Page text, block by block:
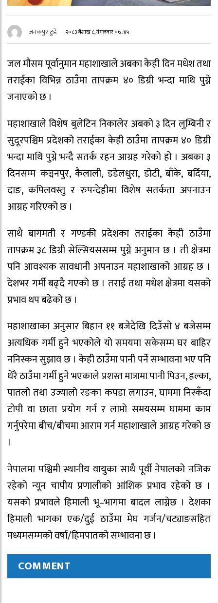
जनकपुर टुडे २०८३ बैशाख ८, मंगलवार ०७:४५
जल मौसम पूर्वानुमान महाशाखाले अबका केही दिन मधेश तथा
तराईका विभिन्न ठाउँमा तापक्रम ४० डिग्री भन्दा माथि पुग्ने
जनाएको छ ।
महाशाखाले विशेष बुलेटिन निकालेर अबको ३ दिन लुम्बिनी र
सुदूरपश्चिम प्रदेशको तराईका केही ठाउँमा तापक्रम ४० डिग्री
भन्दा माथि पुग्ने भन्दै सतर्क रहन आग्रह गरेको हो । अबका ३
दिनसम्म कञ्चनपुर, कैलाली, डडेलधुरा, डोटी, बाँके, बर्दिया,
दाङ, कपिलवस्तु र रुपन्देहीमा विशेष सतर्कता अपनाउन
आग्रह गरिएको छ ।
साथै बागमती र गण्डकी प्रदेशका तराईका केही ठाउँमा
तापक्रम ३८ डिग्री सेल्सियससम्म पुग्ने अनुमान छ । ती क्षेत्रमा
पनि आवश्यक सावधानी अपनाउन महाशाखाको आग्रह छ ।
देशभर गर्मी बढ्दै गएको छ । तराई तथा मधेश क्षेत्रमा यसको
प्रभाव थप बढेको छ ।
महाशाखाका अनुसार बिहान ११ बजेदेखि दिउँसो ४ बजेसम्म
अत्यधिक गर्मी हुने भएकोले यो समयमा सकेसम्म घर बाहिर
ननिस्कन सुझाव छ । केही ठाउँमा पानी पर्ने सम्भावना भए पनि
धेरै ठाउँमा गर्मी हुने भएकाले प्रशस्त मात्रामा पानी पिउन, हल्का,
पातलो तथा उज्यालो रङका कपडा लगाउन, घाममा निस्कँदा
टोपी वा छाता प्रयोग गर्न र लामो समयसम्म घाममा काम
गर्नुपरेमा बीच/बीचमा आराम गर्न महाशाखाले आग्रह गरेको छ
।
नेपालमा पश्चिमी स्थानीय वायुका साथै पूर्वी नेपालको नजिक
रहेको न्यून चापीय प्रणालीको आंशिक प्रभाव रहेको छ ।
यसको प्रभावले हिमाली भू–भागमा बादल लाग्नेछ । देशका
हिमाली भागका एक/दुई ठाउँमा मेघ गर्जन/चट्याङसहित
मध्यमसम्मको वर्षा/हिमपातको सम्भावना छ ।
COMMENT